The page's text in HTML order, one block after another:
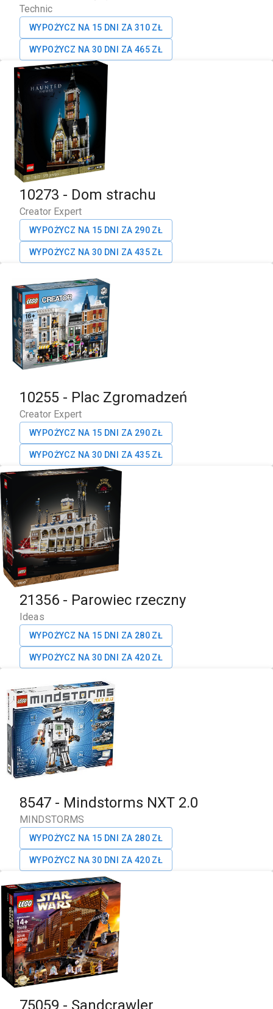
Technic
WYPOŻYCZ NA 15 DNI ZA 310 ZŁ
WYPOŻYCZ NA 30 DNI ZA 465 ZŁ
10273 - Dom strachu
Creator Expert
WYPOŻYCZ NA 15 DNI ZA 290 ZŁ
WYPOŻYCZ NA 30 DNI ZA 435 ZŁ
10255 - Plac Zgromadzeń
Creator Expert
WYPOŻYCZ NA 15 DNI ZA 290 ZŁ
WYPOŻYCZ NA 30 DNI ZA 435 ZŁ
21356 - Parowiec rzeczny
Ideas
WYPOŻYCZ NA 15 DNI ZA 280 ZŁ
WYPOŻYCZ NA 30 DNI ZA 420 ZŁ
8547 - Mindstorms NXT 2.0
MINDSTORMS
WYPOŻYCZ NA 15 DNI ZA 280 ZŁ
WYPOŻYCZ NA 30 DNI ZA 420 ZŁ
75059 - Sandcrawler